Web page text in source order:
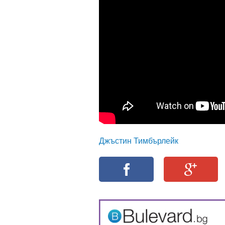
Джъстин Тимбърлейк